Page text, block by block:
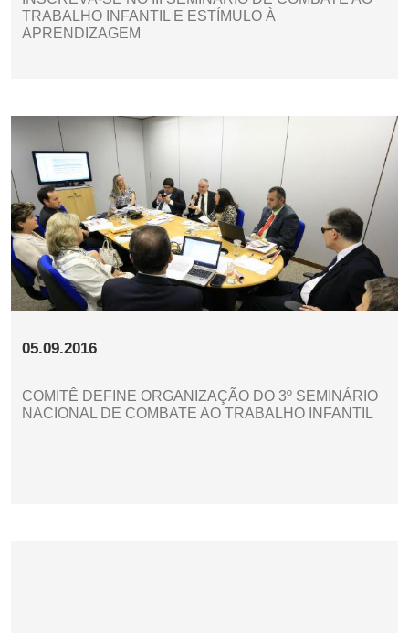
TRABALHO INFANTIL E ESTÍMULO À
APRENDIZAGEM
05.09.2016
COMITÊ DEFINE ORGANIZAÇÃO DO 3º SEMINÁRIO
NACIONAL DE COMBATE AO TRABALHO INFANTIL